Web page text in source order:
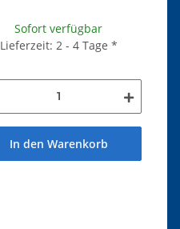
Sofort verfügbar
Lieferzeit: 2 - 4 Tage *
In den Warenkorb